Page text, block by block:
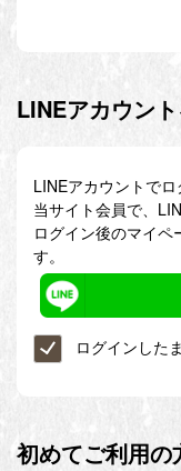
LINEアカウン
LINEアカウントでロ
当サイト会員で、
ログイン後のマイペ
す。
ログインした
初めてご利用